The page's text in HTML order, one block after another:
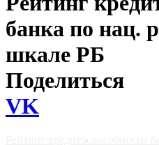
банка по нац.
шкале РБ
Поделиться
VK